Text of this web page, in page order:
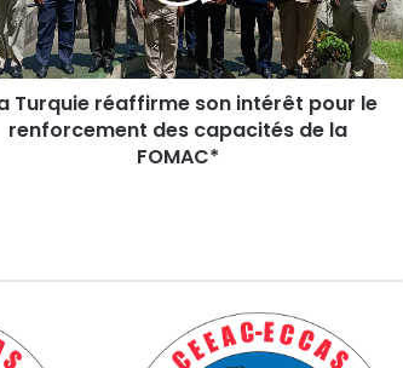
Turquie réaffirme son intérêt pour le
renforcement des capacités de la
FOMAC*